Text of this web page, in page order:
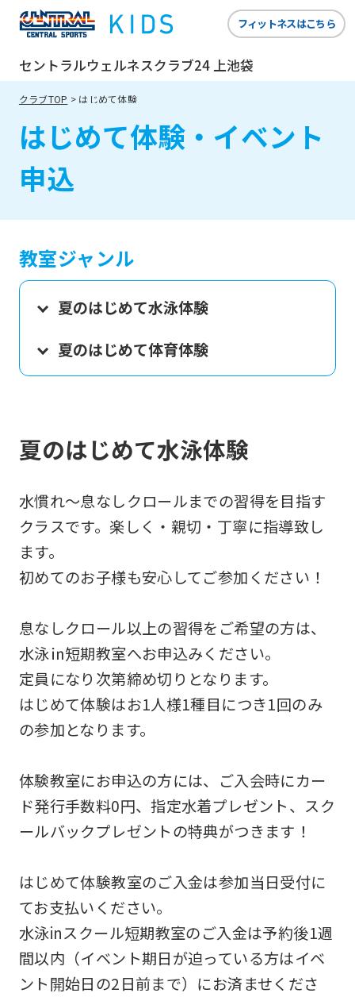
セントラルウェルネスクラブ24 上池袋
フィットネスはこちら
クラブTOP はじめて体験
はじめて体験・イベント
申込
教室ジャンル
夏のはじめて水泳体験
夏のはじめて体育体験
夏のはじめて水泳体験
水慣れ～息なしクロールまでの習得を目指す
クラスです。楽しく・親切・丁寧に指導致し
ます。
初めてのお子様も安心してご参加ください！
息なしクロール以上の習得をご希望の方は、
水泳㏌短期教室へお申込みください。
定員になり次第締め切りとなります。
はじめて体験はお1人様1種目につき1回のみ
の参加となります。
体験教室にお申込の方には、ご入会時にカー
ド発行手数料0円、指定水着プレゼント、スク
ールバックプレゼントの特典がつきます！
はじめて体験教室のご入金は参加当日受付に
てお支払いください。
水泳inスクール短期教室のご入金は予約後1週
間以内（イベント期日が迫っている方はイベ
ント開始日の2日前まで）にお済ませくださ